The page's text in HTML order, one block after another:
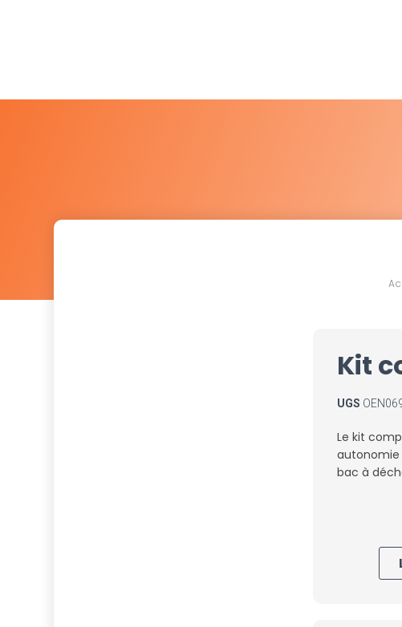
Kit
UGS
Le kit
bac à